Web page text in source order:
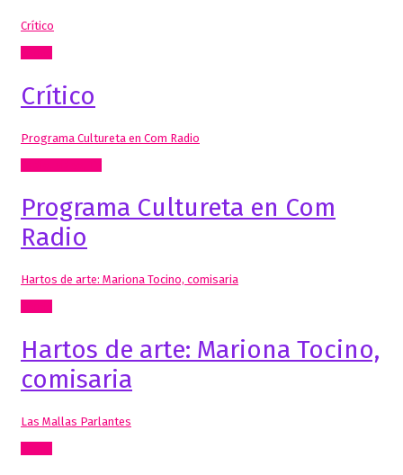
Crítico
Crítico
Programa Cultureta en Com Radio
Programa Cultureta en Com
Radio
Hartos de arte: Mariona Tocino, comisaria
Hartos de arte: Mariona Tocino,
comisaria
Las Mallas Parlantes